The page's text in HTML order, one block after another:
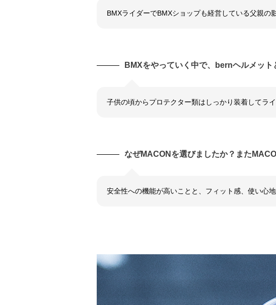
BMXライダーでBMXショップも経営している父親の
BMXをやっていく中で、bernヘルメッ
子供の頃からプロテクター類はしっかり装着してラ
なぜMACONを選びましたか？また
安全性への機能が高いことと、フィット感、使い心地